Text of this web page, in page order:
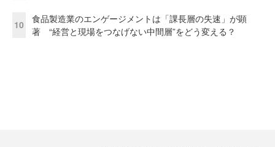
10
食品製造業のエンゲージメントは「課長層の失速」が顕
著 “経営と現場をつなげない中間層”をどう変える？